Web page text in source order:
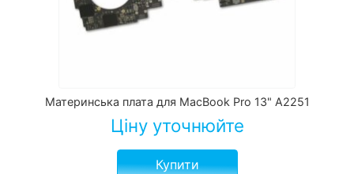
Материнська плата для MacBook Pro 13" A2251
Ціну уточнюйте
Купити